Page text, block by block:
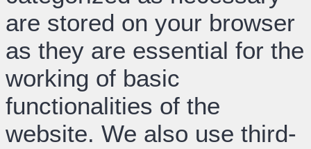
are stored on your browser
as they are essential for the
working of basic
functionalities of the
website. We also use third-